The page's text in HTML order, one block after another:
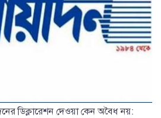
ডিক্লারেশন দেওয়া কেন অবৈধ নয়: